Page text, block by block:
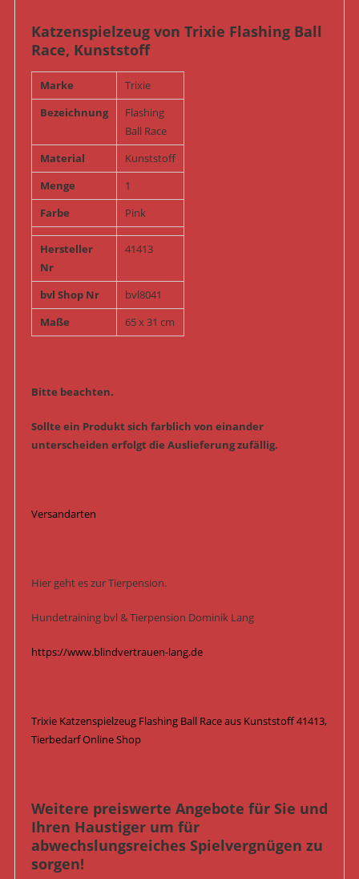
Katzenspielzeug von Trixie Flashing Ball
Race, Kunststoff
Marke
Trixie
Bezeichnung
Flashing
Ball Race
Material
Kunststoff
Menge
1
Farbe
Pink
Hersteller
Nr
41413
bvl Shop Nr
bvl8041
Maße
65 x 31 cm
Bitte beachten.
Sollte ein Produkt sich farblich von einander
unterscheiden erfolgt die Auslieferung zufällig.
Versandarten
Hier geht es zur Tierpension.
Hundetraining bvl & Tierpension Dominik Lang
https://www.blindvertrauen-lang.de
Trixie Katzenspielzeug Flashing Ball Race aus Kunststoff 41413,
Tierbedarf Online Shop
Weitere preiswerte Angebote für Sie und
Ihren Haustiger um für
abwechslungsreiches Spielvergnügen zu
sorgen!